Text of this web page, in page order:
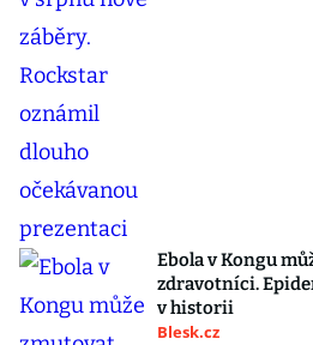
Ebola v Kongu
zdravotníci.
v historii
Blesk.cz